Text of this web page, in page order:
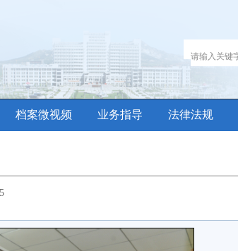
档案微视频 业务指导 法律法规